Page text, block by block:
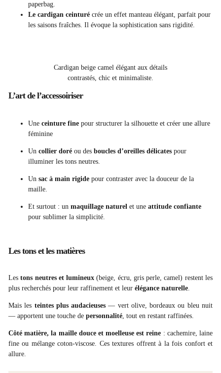
paperbag.
Le cardigan ceinturé crée un effet manteau élégant, parfait pour
les saisons fraîches. Il évoque la sophistication sans rigidité.
Cardigan beige camel élégant aux détails
contrastés, chic et minimaliste.
L’art de l’accessoiriser
Une ceinture fine pour structurer la silhouette et créer une allure
féminine
Un collier doré ou des boucles d’oreilles délicates pour
illuminer les tons neutres.
Un sac à main rigide pour contraster avec la douceur de la
maille.
Et surtout : un maquillage naturel et une attitude confiante
pour sublimer la simplicité.
Les tons et les matières
Les tons neutres et lumineux (beige, écru, gris perle, camel) restent les
plus recherchés pour leur raffinement et leur élégance naturelle.
Mais les teintes plus audacieuses— vert olive, bordeaux ou bleu nuit
— apportent une touche de personnalité, tout en restant raffinées.
Côté matière, la maille douce et moelleuse est reine : cachemire, laine
fine ou mélange coton-viscose. Ces textures offrent à la fois confort et
allure.